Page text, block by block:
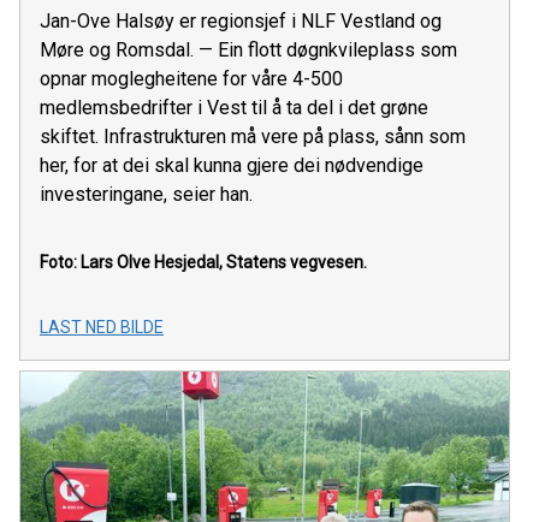
Jan-Ove Halsøy er regionsjef i NLF Vestland og
Møre og Romsdal. — Ein flott døgnkvileplass som
opnar moglegheitene for våre 4-500
medlemsbedrifter i Vest til å ta del i det grøne
skiftet. Infrastrukturen må vere på plass, sånn som
her, for at dei skal kunna gjere dei nødvendige
investeringane, seier han.
Foto: Lars Olve Hesjedal, Statens vegvesen.
LAST NED BILDE